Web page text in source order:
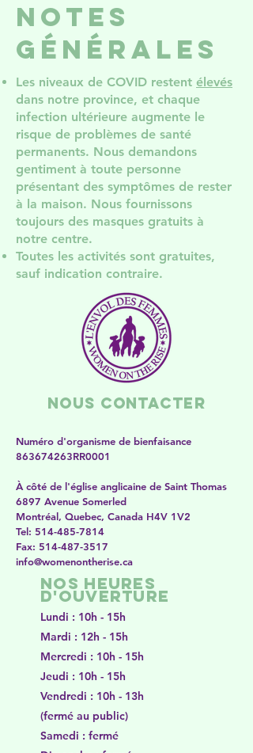
notes
générales
Les niveaux de COVID restent élevés
dans notre province, et chaque
infection ultérieure augmente le
risque de problèmes de santé
permanents. Nous demandons
gentiment à toute personne
présentant des symptômes de rester
à la maison. Nous fournissons
toujours des masques gratuits à
notre centre.
Toutes les activités sont gratuites,
sauf indication contraire.
Nous contacter
Numéro d'organisme de bienfaisance
863674263RR0001
À côté de l'église anglicaine de Saint Thomas
6897 Avenue Somerled
Montréal, Quebec, Canada H4V 1V2
​​Tel: 514-485-7814
Fax: 514-487-3517
​info@womenontherise.ca
Nos heures
d'ouverture
Lundi : 10h - 15h
Mardi : 12h - 15h
Mercredi : 10h - 15h
Jeudi : 10h - 15h
Vendredi : 10h - 13h
(fermé au public)
Samedi : fermé